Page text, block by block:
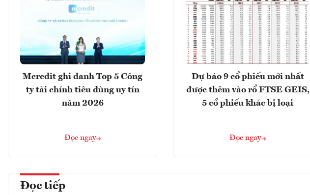
Mcredit ghi danh Top 5 Công
ty tài chính tiêu dùng uy tín
năm 2026
Đọc ngay
Dự báo 9 cổ phiếu mới nhất
được thêm vào rổ FTSE GEIS,
5 cổ phiếu khác bị loại
Đọc ngay
Đọc tiếp